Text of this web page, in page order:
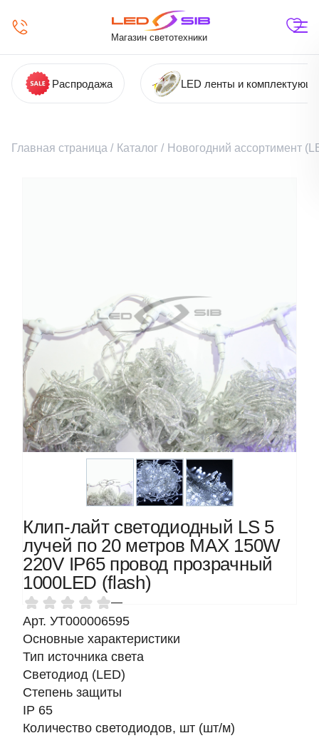
Магазин светотехники
Распродажа LED ленты и
Главная страница / Каталог / Новогодний ассортимент
Клип-лайт светодиодный LS 5
лучей по 20 метров MAX 150W
220V IP65 провод прозрачный
1000LED (flash)
—
Арт. УТ000006595
Основные характеристики
Тип источника света
Светодиод (LED)
Степень защиты
IP 65
Количество светодиодов, шт (шт/м)